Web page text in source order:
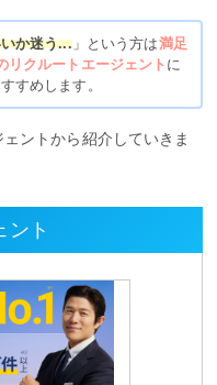
か迷う...」という方は満足
リクルートエージェントに
すめします。
ントから紹介していきま
ント